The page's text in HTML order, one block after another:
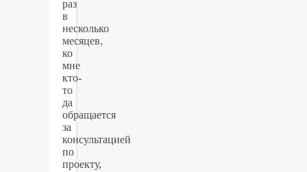
раз
в
несколько
месяцев,
ко
мне
кто-
то
да
обращается
за
консультацией
по
проекту,